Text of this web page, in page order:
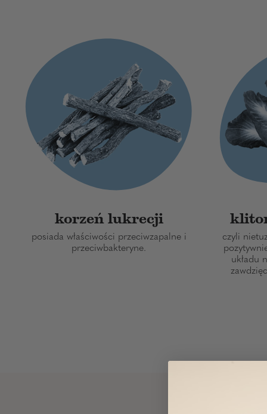
korzeń lukrecji
posiada właściwości przeciwzapalne i
przeciwbakteryne.
czyli
układu